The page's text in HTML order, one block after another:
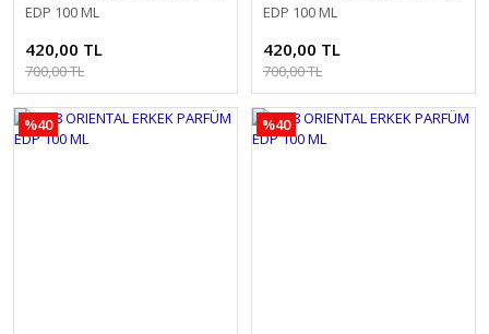
EDP 100 ML
420,00 TL
700,00 TL
EDP 100 ML
420,00 TL
700,00 TL
%40 %40